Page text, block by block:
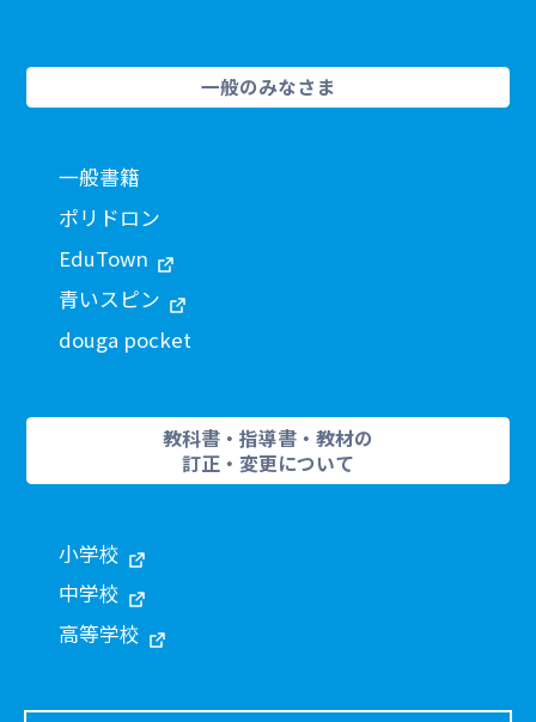
一般のみなさま
一般書籍
ポリドロン
EduTown
青いスピン
douga pocket
教科書・指導書・教材の
訂正・変更について
小学校
中学校
高等学校